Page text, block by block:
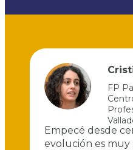
FP
Empecé desde
evolución es muy